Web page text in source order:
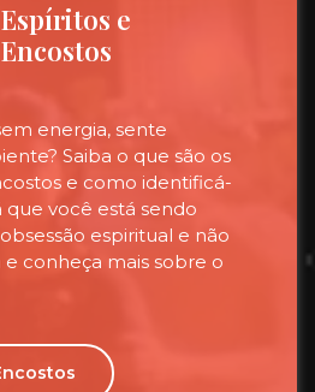
Espíritos e
Encostos
energia, sente
Saiba o que são os
e como identificá-
que você está sendo
espiritual e não
e conheça mais sobre o